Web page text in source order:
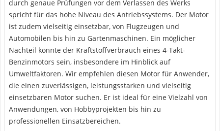
durch genaue Prüfungen vor dem Verlassen des Werks
spricht für das hohe Niveau des Antriebssystems. Der Motor
ist zudem vielseitig einsetzbar, von Flugzeugen und
Automobilen bis hin zu Gartenmaschinen. Ein möglicher
Nachteil könnte der Kraftstoffverbrauch eines 4-Takt-
Benzinmotors sein, insbesondere im Hinblick auf
Umweltfaktoren. Wir empfehlen diesen Motor für Anwender,
die einen zuverlässigen, leistungsstarken und vielseitig
einsetzbaren Motor suchen. Er ist ideal für eine Vielzahl von
Anwendungen, von Hobbyprojekten bis hin zu
professionellen Einsatzbereichen.